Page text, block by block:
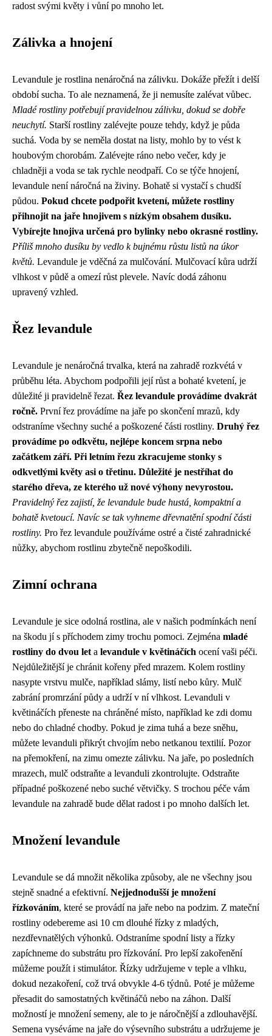
radost svými květy i vůní po mnoho let.
Zálivka a hnojení
Levandule je rostlina nenáročná na zálivku. Dokáže přežít i delší
období sucha. To ale neznamená, že ji nemusíte zalévat vůbec.
Mladé rostliny potřebují pravidelnou zálivku, dokud se dobře
neuchytí. Starší rostliny zalévejte pouze tehdy, když je půda
suchá. Voda by se neměla dostat na listy, mohlo by to vést k
houbovým chorobám. Zalévejte ráno nebo večer, kdy je
chladněji a voda se tak rychle neodpaří. Co se týče hnojení,
levandule není náročná na živiny. Bohatě si vystačí s chudší
půdou. Pokud chcete podpořit kvetení, můžete rostliny
přihnojit na jaře hnojivem s nízkým obsahem dusíku.
Vybírejte hnojiva určená pro bylinky nebo okrasné rostliny.
Příliš mnoho dusíku by vedlo k bujnému růstu listů na úkor
květů. Levandule je vděčná za mulčování. Mulčovací kůra udrží
vlhkost v půdě a omezí růst plevele. Navíc dodá záhonu
upravený vzhled.
Řez levandule
Levandule je nenáročná trvalka, která na zahradě rozkvétá v
průběhu léta. Abychom podpořili její růst a bohaté kvetení, je
důležité ji pravidelně řezat. Řez levandule provádíme dvakrát
ročně. První řez provádíme na jaře po skončení mrazů, kdy
odstraníme všechny suché a poškozené části rostliny. Druhý řez
provádíme po odkvětu, nejlépe koncem srpna nebo
začátkem září. Při letním řezu zkracujeme stonky s
odkvetlými květy asi o třetinu. Důležité je nestříhat do
starého dřeva, ze kterého už nové výhony nevyrostou.
Pravidelný řez zajistí, že levandule bude hustá, kompaktní a
bohatě kvetoucí. Navíc se tak vyhneme dřevnatění spodní části
rostliny. Pro řez levandule používáme ostré a čisté zahradnické
nůžky, abychom rostlinu zbytečně nepoškodili.
Zimní ochrana
Levandule je sice odolná rostlina, ale v našich podmínkách není
na škodu jí s příchodem zimy trochu pomoci. Zejména mladé
rostliny do dvou let a levandule v květináčích ocení vaši péči.
Nejdůležitější je chránit kořeny před mrazem. Kolem rostliny
nasypte vrstvu mulče, například slámy, listí nebo kůry. Mulč
zabrání promrzání půdy a udrží v ní vlhkost. Levanduli v
květináčích přeneste na chráněné místo, například ke zdi domu
nebo do chladné chodby. Pokud je zima tuhá a beze sněhu,
můžete levanduli přikrýt chvojím nebo netkanou textilií. Pozor
na přemokření, na zimu omezte zálivku. Na jaře, po posledních
mrazech, mulč odstraňte a levanduli zkontrolujte. Odstraňte
případné poškozené nebo suché větvičky. S trochou péče vám
levandule na zahradě bude dělat radost i po mnoho dalších let.
Množení levandule
Levandule se dá množit několika způsoby, ale ne všechny jsou
stejně snadné a efektivní. Nejjednodušší je množení
řízkováním, které se provádí na jaře nebo na podzim. Z mateční
rostliny odebereme asi 10 cm dlouhé řízky z mladých,
nezdřevnatělých výhonků. Odstraníme spodní listy a řízky
zapíchneme do substrátu pro řízkování. Pro lepší zakořenění
můžeme použít i stimulátor. Řízky udržujeme v teple a vlhku,
dokud nezakoření, což trvá obvykle 4-6 týdnů. Poté je můžeme
přesadit do samostatných květináčů nebo na záhon. Další
možností je množení semeny, ale to je náročnější a zdlouhavější.
Semena vyséváme na jaře do výsevního substrátu a udržujeme je